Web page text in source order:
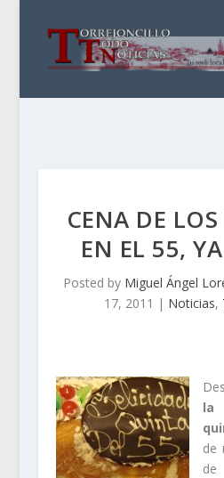
CENA DE
EN EL 55,
Posted by Miguel Ángel
17, 2011 | Noticias,
la
de